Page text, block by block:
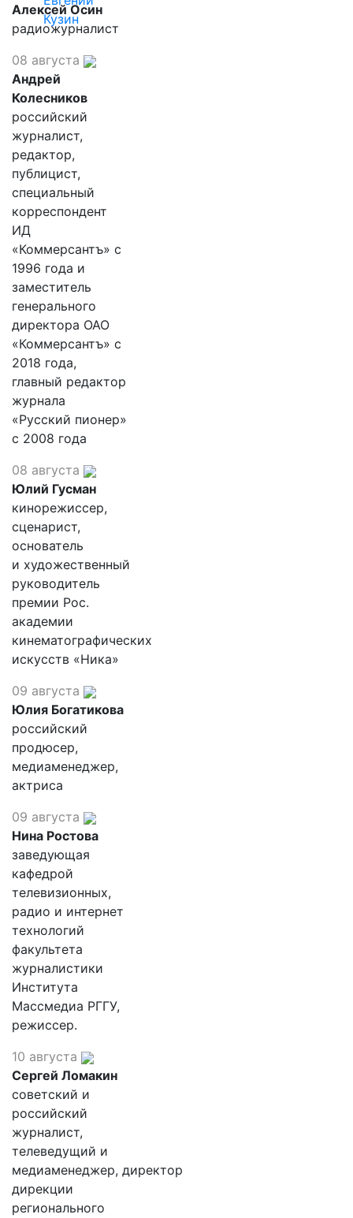
Кузин
Алексей Осин
радиожурналист
08 августа
Андрей
Колесников
российский
журналист,
редактор,
публицист,
специальный
корреспондент
ИД
«Коммерсантъ» с
1996 года и
заместитель
генерального
директора ОАО
«Коммерсантъ» с
2018 года,
главный редактор
журнала
«Русский пионер»
с 2008 года
08 августа
Юлий Гусман
кинорежиссер,
сценарист,
основатель
и художественный
руководитель
премии Рос.
академии
кинематографических
искусств «Ника»
09 августа
Юлия Богатикова
российский
продюсер,
медиаменеджер,
актриса
09 августа
Нина Ростова
заведующая
кафедрой
телевизионных,
радио и интернет
технологий
факультета
журналистики
Института
Массмедиа РГГУ,
режиссер.
10 августа
Сергей Ломакин
советский и
российский
журналист,
телеведущий и
медиаменеджер, директор
дирекции
регионального